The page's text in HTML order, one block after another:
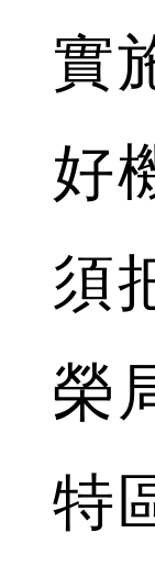
實
好
須
榮
特